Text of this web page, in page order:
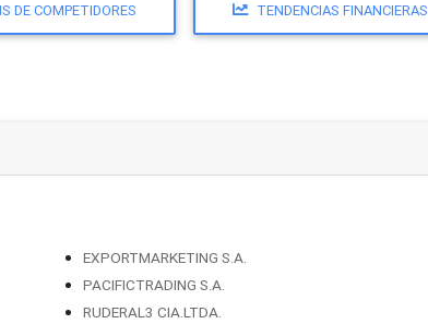
DE COMPETIDORES TENDENCIAS FINANCIERAS
EXPORTMARKETING S.A.
PACIFICTRADING S.A.
RUDERAL3 CIA.LTDA.